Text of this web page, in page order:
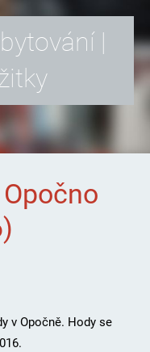
|
v Opočně. Hody se